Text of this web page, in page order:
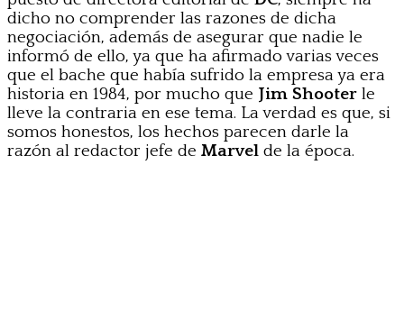
dicho no comprender las razones de dicha
negociación, además de asegurar que nadie le
informó de ello, ya que ha afirmado varias veces
que el bache que había sufrido la empresa ya era
historia en 1984, por mucho que Jim Shooter le
lleve la contraria en ese tema. La verdad es que, si
somos honestos, los hechos parecen darle la
razón al redactor jefe de Marvel de la época.